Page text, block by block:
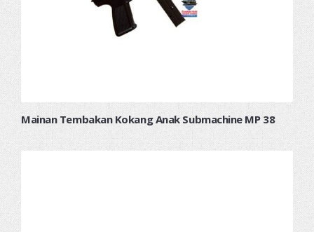
Mainan Tembakan Kokang Anak Submachine MP 38